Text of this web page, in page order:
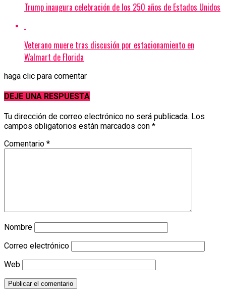
Trump inaugura celebración de los 250 años de Estados Unidos
Veterano muere tras discusión por estacionamiento en
Walmart de Florida
haga clic para comentar
DEJE UNA RESPUESTA
Tu dirección de correo electrónico no será publicada. Los
campos obligatorios están marcados con *
Comentario *
Nombre
Correo electrónico
Web